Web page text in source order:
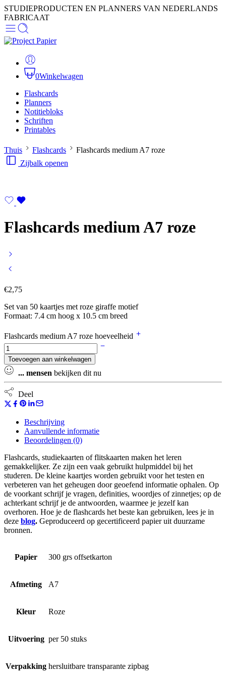
STUDIEPRODUCTEN EN PLANNERS VAN NEDERLANDS
FABRICAAT
0Winkelwagen
Flashcards
Planners
Notitiebloks
Schriften
Printables
Thuis Flashcards
Flashcards medium A7 roze
Zijbalk openen
Flashcards medium A7 roze
€2,75
Set van 50 kaartjes met roze giraffe motief
Formaat: 7.4 cm hoog x 10.5 cm breed
Flashcards medium A7 roze hoeveelheid
Toevoegen aan winkelwagen
... mensen bekijken dit nu
Deel
Beschrijving
Aanvullende informatie
Beoordelingen (0)
Flashcards, studiekaarten of flitskaarten maken het leren
gemakkelijker. Ze zijn een vaak gebruikt hulpmiddel bij het
studeren. De kleine kaartjes worden gebruikt voor het testen en
verbeteren van het geheugen door geoefend informatie ophalen. Op
de voorkant schrijf je vragen, definities, woordjes of zinnetjes; op de
achterkant schrijf je de antwoorden, waarmee je jezelf kan
overhoren. Hoe je de flashcards het beste kan gebruiken, lees je in
deze blog. Geproduceerd op gecertificeerd papier uit duurzame
bronnen.
Papier 300 grs offsetkarton
Afmeting A7
Kleur Roze
Uitvoering per 50 stuks
Verpakking hersluitbare transparante zipbag